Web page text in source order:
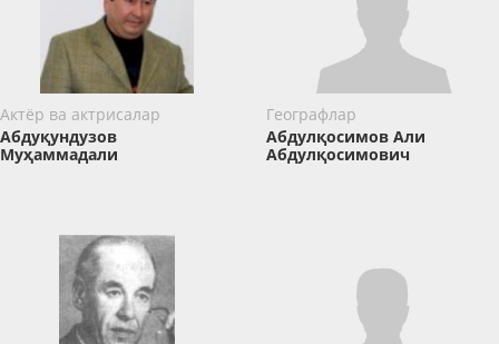
Актёр ва актрисалар
Абдуқундузов
Муҳаммадали
Географлар
Абдулқосимов Али
Абдулқосимович